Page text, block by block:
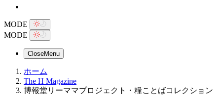
MODE
MODE
CloseMenu
ホーム
The H Magazine
博報堂リーママプロジェクト・糧ことばコレクション